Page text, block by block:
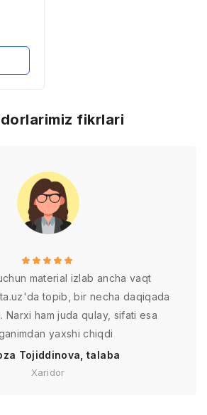
fikrlari
material izlab ancha vaqt
topib, bir necha daqiqada
Narxi ham juda qulay, sifati esa
yaxshi chiqdi
Tojiddinova, talaba
Xaridor